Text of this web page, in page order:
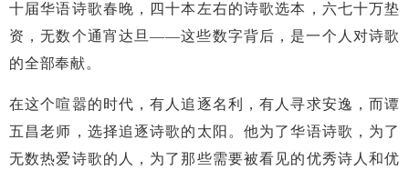
十届华语诗歌春晚，四十本左右的诗歌选本，六七十万垫
资，无数个通宵达旦——这些数字背后，是一个人对诗歌
的全部奉献。
在这个喧嚣的时代，有人追逐名利，有人寻求安逸，而谭
五昌老师，选择追逐诗歌的太阳。他为了华语诗歌，为了
无数热爱诗歌的人，为了那些需要被看见的优秀诗人和优